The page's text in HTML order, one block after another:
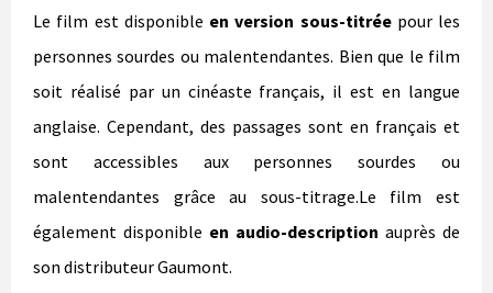
Le film est disponible en version sous-titréepour les
personnes sourdes ou malentendantes. Bien que le film
soit réalisé par un cinéaste français, il est en langue
anglaise. Cependant, des passages sont en français et
sont accessibles aux personnes sourdes ou
malentendantes grâce au sous-titrage.Le film est
également disponible en audio-description auprès de
son distributeur Gaumont.